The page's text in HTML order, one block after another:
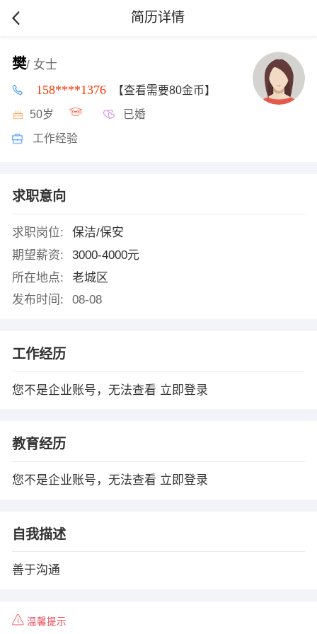
简历详情
樊/ 女士
158****1376 【查看需要80金币】
50岁 已婚
工作经验
求职意向
求职岗位:
保洁/保安
期望薪资:
3000-4000元
所在地点:
老城区
发布时间:
08-08
工作经历
您不是企业账号，无法查看 立即登录
教育经历
您不是企业账号，无法查看 立即登录
自我描述
善于沟通
温馨提示